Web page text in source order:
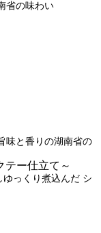
省の味わい
味と香りの湖南省の
テー仕立て～
っくり煮込んだ シ